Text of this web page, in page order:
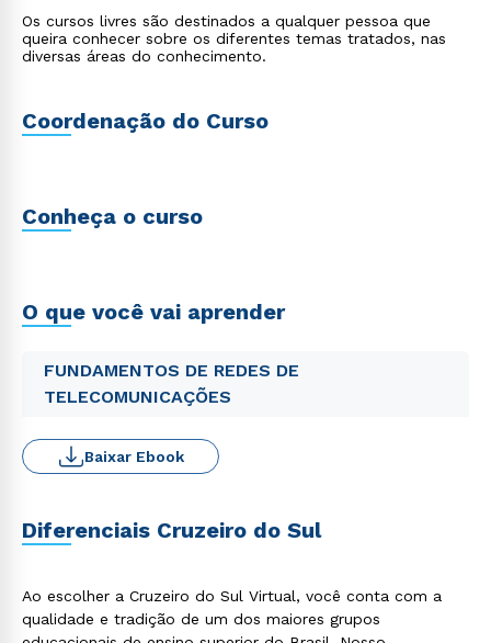
Os cursos livres são destinados a qualquer pessoa que
queira conhecer sobre os diferentes temas tratados, nas
diversas áreas do conhecimento.
Coordenação do Curso
Conheça o curso
O que você vai aprender
FUNDAMENTOS DE REDES DE
TELECOMUNICAÇÕES
Baixar Ebook
Diferenciais Cruzeiro do Sul
Ao escolher a Cruzeiro do Sul Virtual, você conta com a
qualidade e tradição de um dos maiores grupos